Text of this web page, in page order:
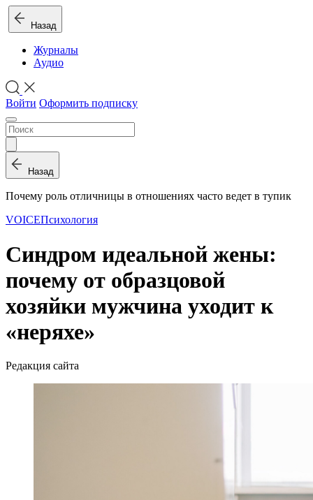
Назад
Журналы
Аудио
Войти Оформить подписку
Назад
Почему роль отличницы в отношениях часто ведет в тупик
VOICEПсихология
Синдром идеальной жены:
почему от образцовой
хозяйки мужчина уходит к
«неряхе»
Редакция сайта